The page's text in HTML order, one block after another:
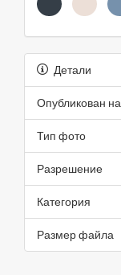
Детали
Опубликован на
Тип фото
Разрешение
Категория
Размер файла